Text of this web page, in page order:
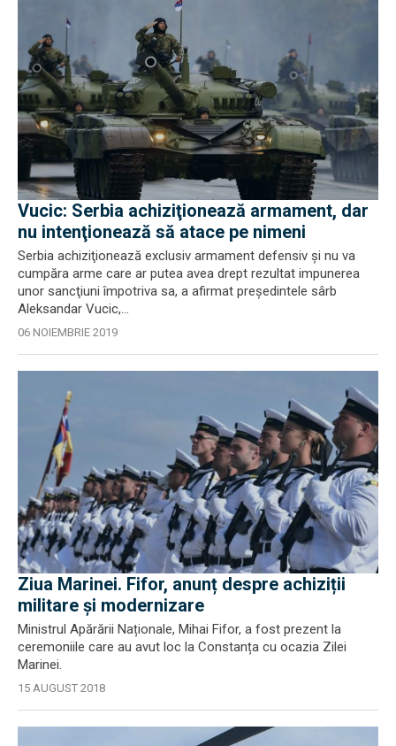
Vucic: Serbia achiziţionează armament, dar
nu intenţionează să atace pe nimeni
Serbia achiziţionează exclusiv armament defensiv şi nu va
cumpăra arme care ar putea avea drept rezultat impunerea
unor sancţiuni împotriva sa, a afirmat preşedintele sârb
Aleksandar Vucic,...
06 NOIEMBRIE 2019
Ziua Marinei. Fifor, anunț despre achiziții
militare și modernizare
Ministrul Apărării Naționale, Mihai Fifor, a fost prezent la
ceremoniile care au avut loc la Constanța cu ocazia Zilei
Marinei.
15 AUGUST 2018